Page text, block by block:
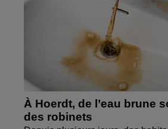
À Hoerdt, de l’eau brune
des robinets